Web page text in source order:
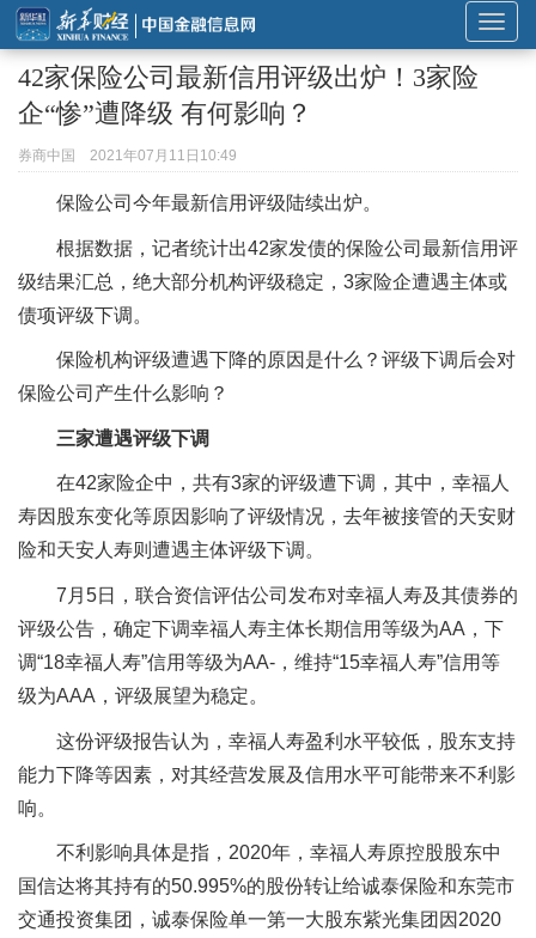
展
开
导
42家保险公司最新信用评级出炉！3家险
企“惨”遭降级 有何影响？
券商中国 2021年07月11日10:49
保险公司今年最新信用评级陆续出炉。
根据数据，记者统计出42家发债的保险公司最新信用评
级结果汇总，绝大部分机构评级稳定，3家险企遭遇主体或
债项评级下调。
保险机构评级遭遇下降的原因是什么？评级下调后会对
保险公司产生什么影响？
三家遭遇评级下调
在42家险企中，共有3家的评级遭下调，其中，幸福人
寿因股东变化等原因影响了评级情况，去年被接管的天安财
险和天安人寿则遭遇主体评级下调。
7月5日，联合资信评估公司发布对幸福人寿及其债券的
评级公告，确定下调幸福人寿主体长期信用等级为AA，下
调“18幸福人寿”信用等级为AA-，维持“15幸福人寿”信用等
级为AAA，评级展望为稳定。
这份评级报告认为，幸福人寿盈利水平较低，股东支持
能力下降等因素，对其经营发展及信用水平可能带来不利影
响。
不利影响具体是指，2020年，幸福人寿原控股股东中
国信达将其持有的50.995%的股份转让给诚泰保险和东莞市
交通投资集团，诚泰保险单一第一大股东紫光集团因2020